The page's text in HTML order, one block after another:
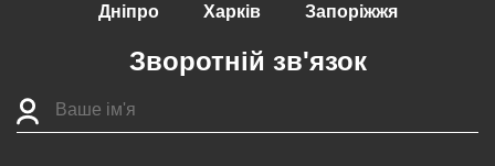
Дніпро Харків Запоріжжя
Зворотній зв'язок